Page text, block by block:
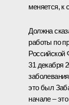
меняется, к
Должна
работы по
Российской
31 декабря
это был
начале –